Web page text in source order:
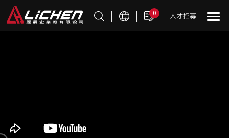
0 人才招募
Cookie管理面板